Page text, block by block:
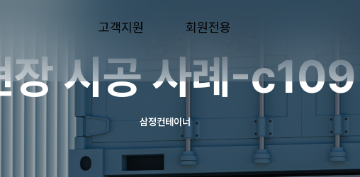
고객지원 회원전용
장 시공 사례-c109
삼정컨테이너